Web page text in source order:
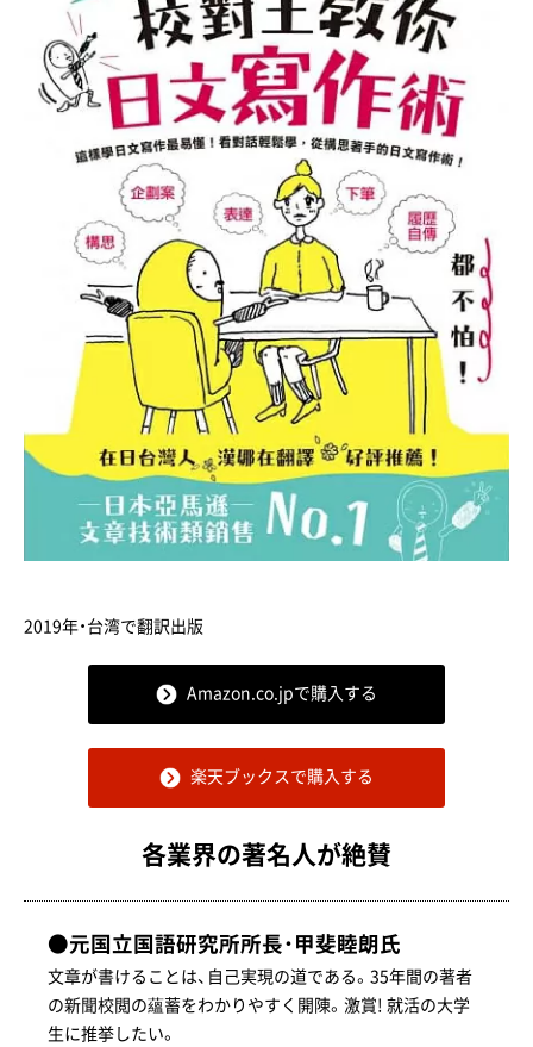
2019年・台湾で翻訳出版
Amazon.co.jpで購入する
楽天ブックスで購入する
各業界の著名人が絶賛
●元国立国語研究所所長・甲斐睦朗氏
文章が書けることは、自己実現の道である。35年間の著者
の新聞校閲の蘊蓄をわかりやすく開陳。激賞! 就活の大学
生に推挙したい。